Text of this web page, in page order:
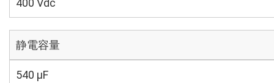
400 Vdc
静電容量
540 µF